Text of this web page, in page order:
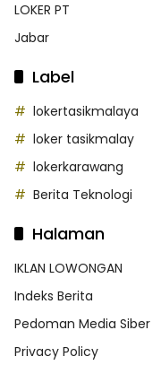
LOKER PT
Jabar
Label
lokertasikmalaya
loker tasikmalay
lokerkarawang
Berita Teknologi
Halaman
IKLAN LOWONGAN
Indeks Berita
Pedoman Media Siber
Privacy Policy